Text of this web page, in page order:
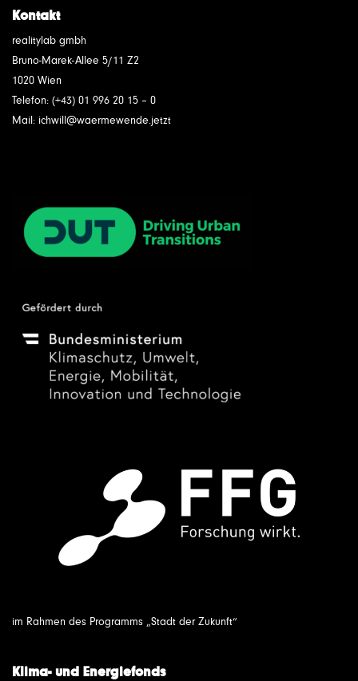
Kontakt
realitylab gmbh
Bruno-Marek-Allee 5/11 Z2
1020 Wien
Telefon: (+43) 01 996 20 15 – 0
Mail: ichwill@waermewende.jetzt
im Rahmen des Programms „Stadt der Zukunft“
Klima- und Energiefonds